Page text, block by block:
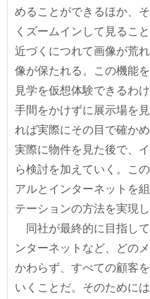
めることができるほか、
くズームインして見るこ
近づくにつれて画像が荒
像が保たれる。この機能
見学を仮想体験できるわ
手間をかけずに展示場を
れば実際にその目で確か
実際に物件を見た後で、
ら検討を加えていく。こ
アルとインターネットを
テーションの方法を実現し
同社が最終的に目指し
ンターネットなど、どの
かわらず、すべての顧客
いくことだ。そのために